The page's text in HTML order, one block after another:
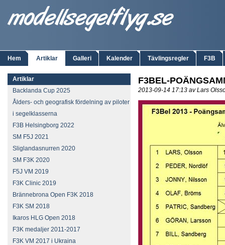
Hem Artiklar Galleri Kalender Tävlingsregler F3B
Artiklar
Backlanda Cup 2025
Ålders- och geografisk fördelning av piloter
i segelklasserna
F3B Helsingborg 2022
SM F5J 2021
Sliglandasnurren 2020
SM F3K 2020
F5J VM 2019
F3K Clinic 2019
Brännebrona Open F3K 2018
F3K SM 2018
Ikaros HLG Open 2018
F3K medaljer 2011-2017
F3K VM 2017 i Ukraina
F3BEL-
2013-09-14 17:13 av Lars